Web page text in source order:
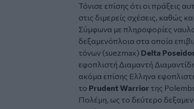
Τόνισε επίσης ότι οι πράξεις
στις διμερείς σχέσεις, καθώς
Σύμφωνα με πληροφορίες
δεξαμενόπλοια στα οποία
τόνων (suezmax) Delta
εφοπλιστή Διαμαντή
ακόμα επίσης Ελληνα
το Prudent Warrior της
Πολέμη, ως το δεύτερο